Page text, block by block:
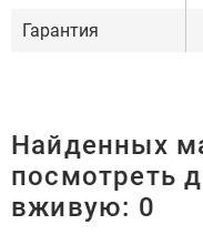
Гарантия
Найденных
посмотреть
вживую: 0